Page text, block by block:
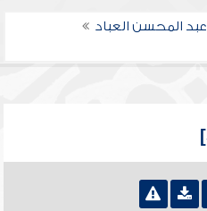
عبد المحسن العباد